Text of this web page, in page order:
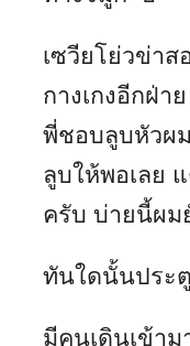
เซวียโย่วข่าส
กางเกงอีกฝ่า
พี่ชอบลูบหัวผ
ลูบให้พอเลย
ครับ บ่ายนี้ผม
ทันใดนั้นประ
มีคนเดินเข้า